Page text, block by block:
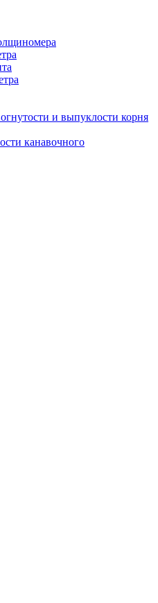
и выпуклости корня
канавочного